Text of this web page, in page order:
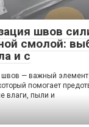
швов
смолой:
и с
швов — важный
помогает
влаги, пыли и